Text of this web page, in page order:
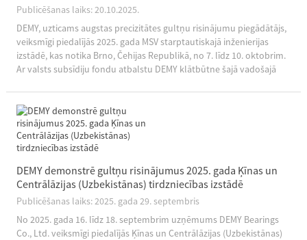
Publicēšanas laiks: 20.10.2025.
DEMY, uzticams augstas precizitātes gultņu risinājumu piegādātājs,
veiksmīgi piedalījās 2025. gada MSV starptautiskajā inženierijas
izstādē, kas notika Brno, Čehijas Republikā, no 7. līdz 10. oktobrim.
Ar valsts subsīdiju fondu atbalstu DEMY klātbūtne šajā vadošajā
DEMY demonstrē gultņu risinājumus 2025. gada Ķīnas un
Centrālāzijas (Uzbekistānas) tirdzniecības izstādē
Publicēšanas laiks: 2025. gada 29. septembris
No 2025. gada 16. līdz 18. septembrim uzņēmums DEMY Bearings
Co., Ltd. veiksmīgi piedalījās Ķīnas un Centrālāzijas (Uzbekistānas)